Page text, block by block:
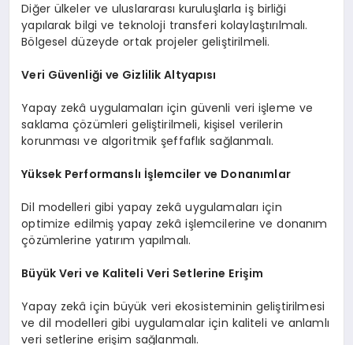
Diğer ülkeler ve uluslararası kuruluşlarla iş birliği
yapılarak bilgi ve teknoloji transferi kolaylaştırılmalı.
Bölgesel düzeyde ortak projeler geliştirilmeli.
Veri Güvenliği ve Gizlilik Altyapısı
Yapay zekâ uygulamaları için güvenli veri işleme ve
saklama çözümleri geliştirilmeli, kişisel verilerin
korunması ve algoritmik şeffaflık sağlanmalı.
Yüksek Performanslı İşlemciler ve Donanımlar
Dil modelleri gibi yapay zekâ uygulamaları için
optimize edilmiş yapay zekâ işlemcilerine ve donanım
çözümlerine yatırım yapılmalı.
Büyük Veri ve Kaliteli Veri Setlerine Erişim
Yapay zekâ için büyük veri ekosisteminin geliştirilmesi
ve dil modelleri gibi uygulamalar için kaliteli ve anlamlı
veri setlerine erişim sağlanmalı.